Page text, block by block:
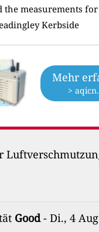
the measurements
Kerbside
Mehr
>
Good- Di., 4